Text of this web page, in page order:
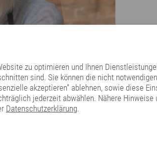
zu optimieren und Ihnen
sind. Sie können die nicht
akzeptieren" ablehnen, sowie diese
jederzeit abwählen. Nähere Hinweise
Datenschutzerklärung.